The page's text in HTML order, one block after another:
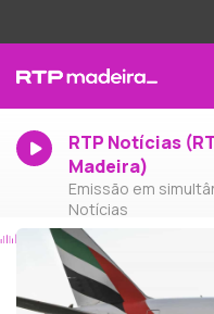
RTP Notícias
Madeira)
Emissão em
Notícias